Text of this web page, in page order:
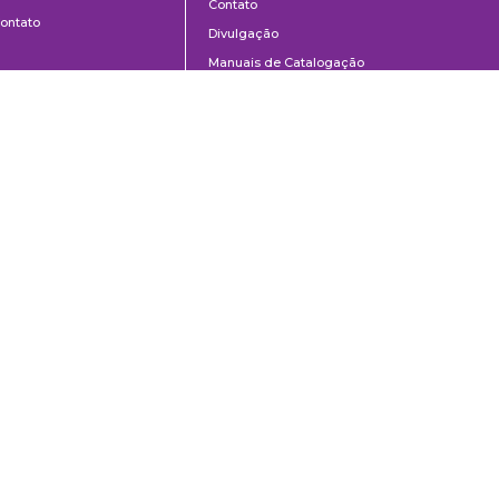
Contato
Divulgação
Manuais de Catalogação